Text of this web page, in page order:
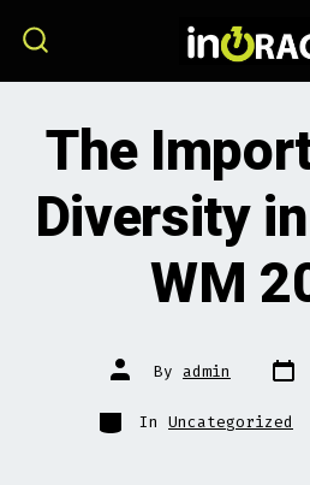
content
The
Diversity
WM
Post
author
By admin Post
date
Categories
In Uncategorized